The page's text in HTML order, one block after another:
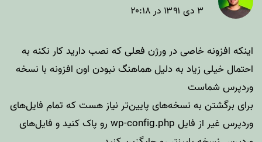
۳ دی ۱۳۹۱ در ۲۰:۱۸
اینکه افزونه خاصی در ورژن فعلی که نصب دارید کار نکنه به
احتمال خیلی زیاد به دلیل هماهنگ نبودن اون افزونه با نسخه
وردپرس شماست
برای برگشتن به نسخه‌های پایین‌تر نیاز هست که تمام فایل‌های
وردپرس غیر از فایل wp-config.php رو پاک کنید و فایل‌های